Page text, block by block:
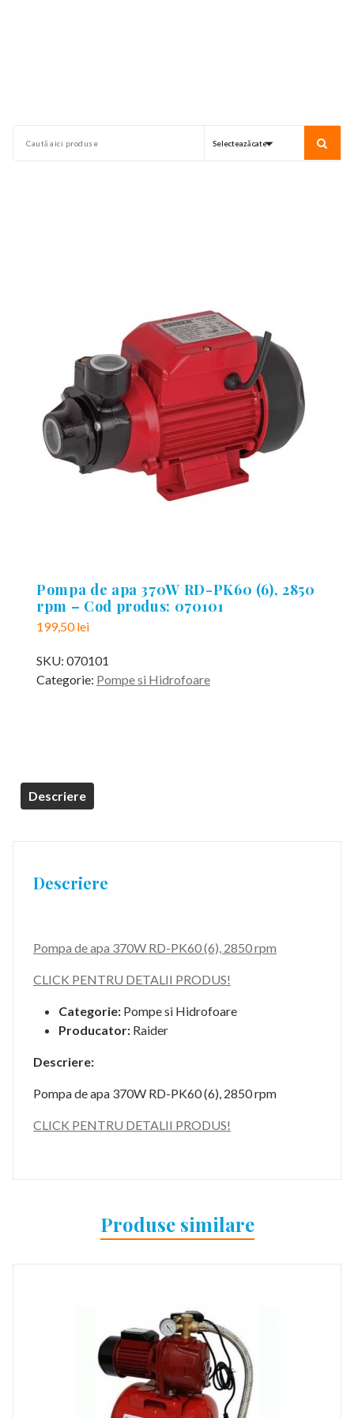
Pompa de apa 370W RD-PK60 (6), 2850
rpm – Cod produs: 070101
199,50lei
SKU: 070101
Categorie: Pompe si Hidrofoare
Descriere
Descriere
Pompa de apa 370W RD-PK60 (6), 2850 rpm
CLICK PENTRU DETALII PRODUS!
Categorie: Pompe si Hidrofoare
Producator: Raider
Descriere:
Pompa de apa 370W RD-PK60 (6), 2850 rpm
CLICK PENTRU DETALII PRODUS!
Produse similare